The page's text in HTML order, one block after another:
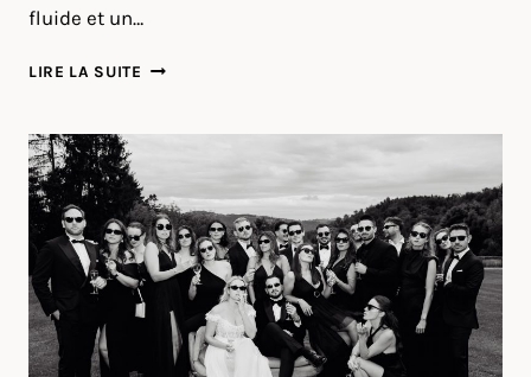
fluide et un…
LIRE LA SUITE MARIAGE